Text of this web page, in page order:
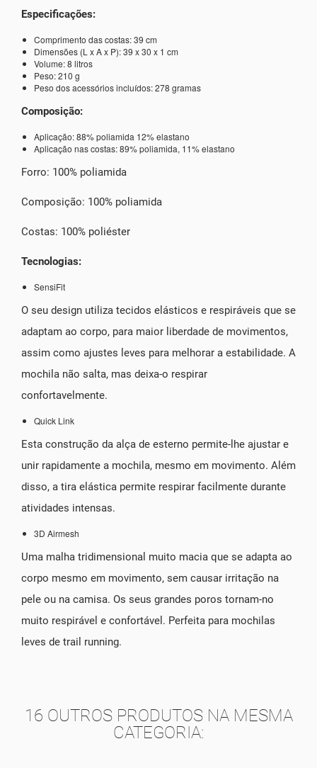
Especificações:
Comprimento das costas: 39 cm
Dimensões (L x A x P): 39 x 30 x 1 cm
Volume: 8 litros
Peso: 210 g
Peso dos acessórios incluídos: 278 gramas
Composição:
Aplicação: 88% poliamida 12% elastano
Aplicação nas costas: 89% poliamida, 11% elastano
Forro: 100% poliamida
Composição: 100% poliamida
Costas: 100% poliéster
Tecnologias:
SensiFit
O seu design utiliza tecidos elásticos e respiráveis que se
adaptam ao corpo, para maior liberdade de movimentos,
assim como ajustes leves para melhorar a estabilidade. A
mochila não salta, mas deixa-o respirar
confortavelmente.
Quick Link
Esta construção da alça de esterno permite-lhe ajustar e
unir rapidamente a mochila, mesmo em movimento. Além
disso, a tira elástica permite respirar facilmente durante
atividades intensas.
3D Airmesh
Uma malha tridimensional muito macia que se adapta ao
corpo mesmo em movimento, sem causar irritação na
pele ou na camisa. Os seus grandes poros tornam-no
muito respirável e confortável. Perfeita para mochilas
leves de trail running.
16 OUTROS PRODUTOS NA MESMA
CATEGORIA: